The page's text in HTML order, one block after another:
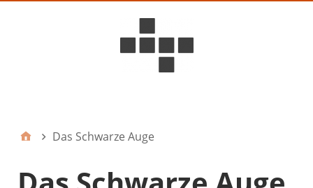
Das Schwarze Auge